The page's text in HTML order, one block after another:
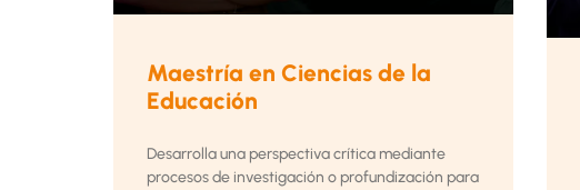
Maestría en Ciencias de la
Educación
Desarrolla una perspectiva crítica mediante
procesos de investigación o profundización para